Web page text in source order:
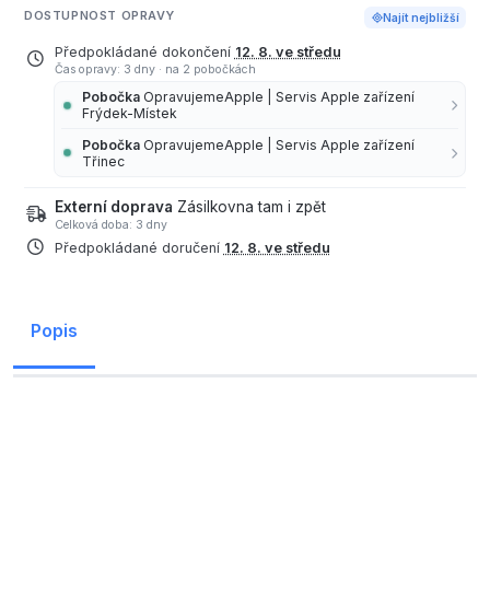
DOSTUPNOST OPRAVY Najít nejbližší
Předpokládané dokončení 12. 8. ve středu
Čas opravy: 3 dny · na 2 pobočkách
Pobočka OpravujemeApple | Servis Apple zařízení
Frýdek-Místek
Pobočka OpravujemeApple | Servis Apple zařízení
Třinec
Externí doprava Zásilkovna tam i zpět
Celková doba: 3 dny
Předpokládané doručení 12. 8. ve středu
Popis